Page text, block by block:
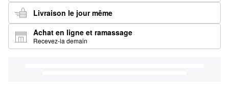
Livraison le jour même
Achat en ligne et ramassage
Recevez-la demain